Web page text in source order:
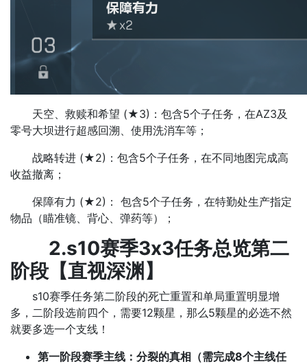
天空、救赎和希望 (★3)：包含5个子任务，在AZ3及
零号大坝进行超感回溯、使用洗消车等；
战略转进 (★2)：包含5个子任务，在不同地图完成高
收益撤离；
保障有力 (★2)： 包含5个子任务，在特勤处生产指定
物品（瞄准镜、背心、弹药等）；
2.s10赛季3x3任务总览第二
阶段【直视深渊 】
s10赛季任务第二阶段的死亡重置和单局重置明显增
多，二阶段选前四个，需要12颗星，那么5颗星的必选不然
就要多选一个支线！
第一阶段赛季主线： 分裂的真相 （需完成8个主线任